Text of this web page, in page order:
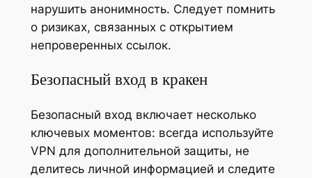
нарушить анонимность. Следует помнить
о ризиках, связанных с открытием
непроверенных ссылок.
Безопасный вход в кракен
Безопасный вход включает несколько
ключевых моментов: всегда используйте
VPN для дополнительной защиты, не
делитесь личной информацией и следите